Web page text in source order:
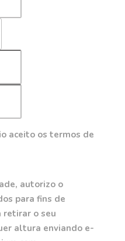
aceito os termos de
autorizo o
para fins de
retirar o seu
altura enviando e-